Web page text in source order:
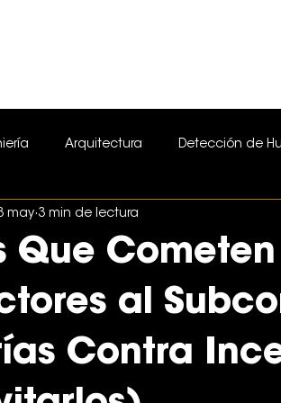
Arquitectura Detección de
de Cocinas
NFPA NOM-002-
Estructurado Voz y Datos
Que
al
Contra
may 3 min de lectura